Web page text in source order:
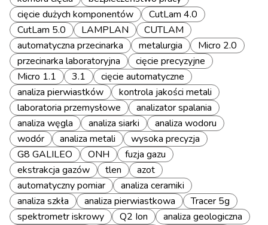
cięcie dużych komponentów
CutLam 4.0
CutLam 5.0
LAMPLAN
CUTLAM
automatyczna przecinarka
metalurgia
Micro 2.0
przecinarka laboratoryjna
cięcie precyzyjne
Micro 1.1
3.1
cięcie automatyczne
analiza pierwiastków
kontrola jakości metali
laboratoria przemysłowe
analizator spalania
analiza węgla
analiza siarki
analiza wodoru
wodór
analiza metali
wysoka precyzja
G8 GALILEO
ONH
fuzja gazu
ekstrakcja gazów
tlen
azot
automatyczny pomiar
analiza ceramiki
analiza szkła
analiza pierwiastkowa
Tracer 5g
spektrometr iskrowy
Q2 Ion
analiza geologiczna